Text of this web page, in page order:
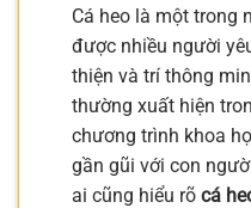
Cá heo là một trong
được nhiều người
thiện và trí thông
thường xuất hiện
chương trình khoa
gần gũi với con
ai cũng hiểu rõ cá